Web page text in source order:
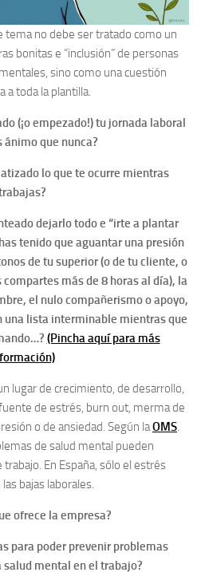
tema no debe ser tratado como un
bonitas e “inclusión” de personas
sino como una cuestión
a toda la plantilla.
(¡o empezado!) tu jornada laboral
ánimo que nunca?
lo que te ocurre mientras
dejarlo todo e “irte a plantar
tenido que aguantar una presión
de tu superior (o de tu cliente, o
más de 8 horas al día), la
el nulo compañerismo o apoyo,
una lista interminable mientras que
(Pincha aquí para más
lugar de crecimiento, de desarrollo,
de estrés, burn out, merma de
o de ansiedad. Según laOMS.
de salud mental pueden
En España, sólo el estrés
bajas laborales.
ofrece la empresa?
para poder prevenir problemas
salud mental en el trabajo?